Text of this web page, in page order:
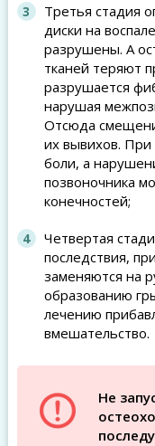
Третья стадия
диски на
разрушены. А
тканей теряют
разрушается
нарушая
Отсюда
их вывихов.
боли, а
позвоночника
конечностей;
Четвертая
последствия,
заменяются на
образованию
лечению
вмешательство.
Не